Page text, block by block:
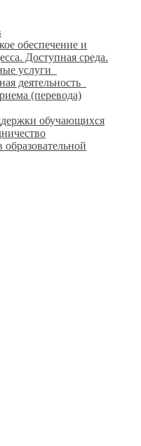
обеспечение и
Доступная среда.
услуги
деятельность
(перевода)
обучающихся